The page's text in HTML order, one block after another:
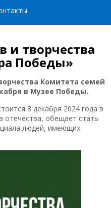
и творчества
Победы»
Комитета семей
в Музее Победы.
8 декабря 2024 года в
обещает стать
людей, имеющих